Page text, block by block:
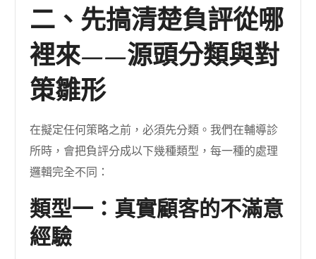
二、先搞清楚負評從哪
裡來——源頭分類與對
策雛形
在擬定任何策略之前，必須先分類。我們在輔導診
所時，會把負評分成以下幾種類型，每一種的處理
邏輯完全不同：
類型一：真實顧客的不滿意
經驗